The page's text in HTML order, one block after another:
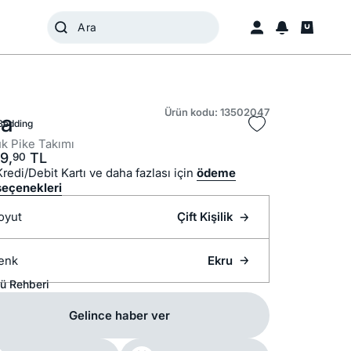
Ürün kodu: 13502047
Pike Takımı
90 TL
Debit Kartı ve daha fazlası için ödeme
Çift Kişilik
Ekru
Rehberi
Gelince haber ver